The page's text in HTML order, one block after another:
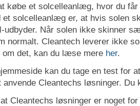
købe et solcelleanlæg, hvor du
et solcelleanlæg er, at hvis solen
Når solen ikke skinner
normalt. Cleantech leverer ikke
det, kan du læse mere her.
kan du tage en test for
anvende Cleantechs løsninger.
Cleantechs løsninger er noget